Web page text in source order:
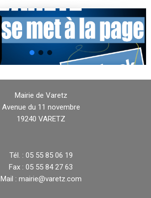
Mairie de Varetz
Avenue du 11 novembre
19240 VARETZ
Tél. : 05 55 85 06 19
Fax : 05 55 84 27 63
Mail : mairie@varetz.com